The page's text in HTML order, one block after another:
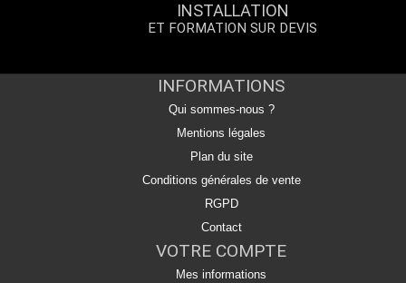
INSTALLATION
ET FORMATION SUR DEVIS
INFORMATIONS
Qui sommes-nous ?
Mentions légales
Plan du site
Conditions générales de vente
RGPD
Contact
VOTRE COMPTE
Mes informations